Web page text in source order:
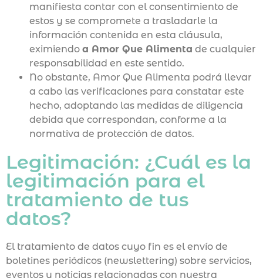
manifiesta contar con el consentimiento de
estos y se compromete a trasladarle la
información contenida en esta cláusula,
eximiendo a Amor Que Alimenta de cualquier
responsabilidad en este sentido.
No obstante, Amor Que Alimenta podrá llevar
a cabo las verificaciones para constatar este
hecho, adoptando las medidas de diligencia
debida que correspondan, conforme a la
normativa de protección de datos.
Legitimación: ¿Cuál es la
legitimación para el
tratamiento de tus
datos?
El tratamiento de datos cuyo fin es el envío de
boletines periódicos (newslettering) sobre servicios,
eventos y noticias relacionadas con nuestra